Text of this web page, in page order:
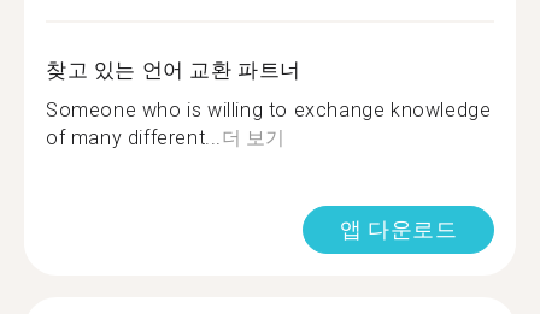
찾고 있는 언어 교환 파트너
Someone who is willing to exchange knowledge
of many different...더 보기
앱 다운로드